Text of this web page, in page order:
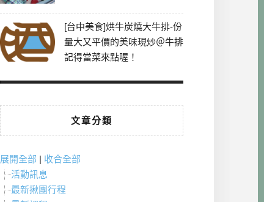
[台中美食]烘牛炭燒大牛排-份
量大又平價的美味現炒＠牛排
記得當菜來點喔！
文章分類
展開全部 | 收合全部
活動訊息
最新揪團行程